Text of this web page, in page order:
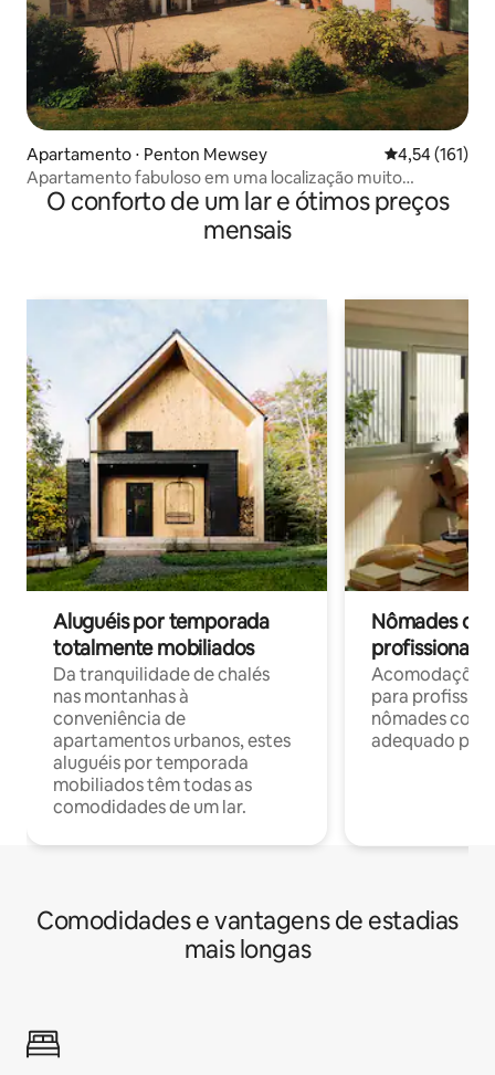
Apartamento ⋅ Penton Mewsey 4,54 de uma
4,54 (161)
Apartamento fabuloso em uma localização muito
tranquila
O conforto de um lar e ótimos preços
mensais
Aluguéis por temporada
totalmente mobiliados
Da tranquilidade de chalés
nas montanhas à
conveniência de
apartamentos urbanos, estes
aluguéis por temporada
mobiliados têm todas as
comodidades de um lar.
Nômades
profissionais
para
nômades com
adequado
Comodidades e vantagens de estadias
mais longas